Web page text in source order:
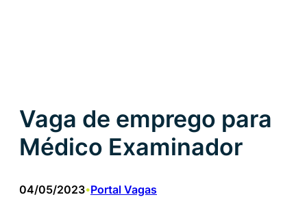
Vaga de emprego para
Médico Examinador
04/05/2023•Portal Vagas